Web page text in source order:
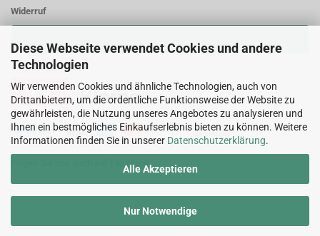
Diese Webseite verwendet Cookies und andere
Technologien
Wir verwenden Cookies und ähnliche Technologien, auch von
Drittanbietern, um die ordentliche Funktionsweise der Website zu
gewährleisten, die Nutzung unseres Angebotes zu analysieren und
Ihnen ein bestmögliches Einkaufserlebnis bieten zu können. Weitere
Informationen finden Sie in unserer Datenschutzerklärung.
Alle Akzeptieren
Nur Notwendige
Widerruf
Zahlungsweisen:
Folgen Sie uns auch auf Facebook